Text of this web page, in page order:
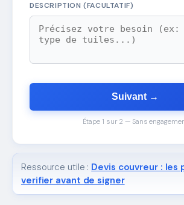
DESCRIPTION (FACULTATIF)
Suivant →
Étape 1 sur 2 — Sans
Ressource utile : Devis couvreur : les
verifier avant de signer